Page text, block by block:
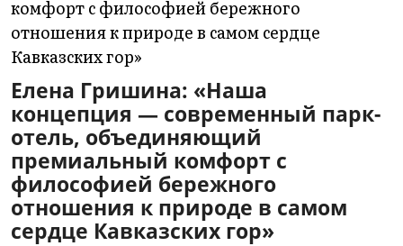
Елена Гришина: «Наша
концепция — современный парк-
отель, объединяющий
премиальный комфорт с
философией бережного
отношения к природе в самом
сердце Кавказских гор»